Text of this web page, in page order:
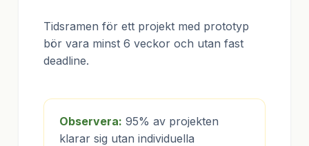
Tidsramen för ett projekt med prototyp
bör vara minst 6 veckor och utan fast
deadline.
Observera: 95% av projekten
klarar sig utan individuella